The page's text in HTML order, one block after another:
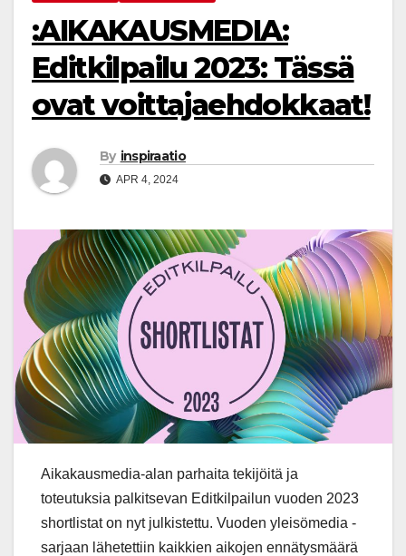
:AIKAKAUSMEDIA:
Editkilpailu 2023: Tässä
ovat voittajaehdokkaat!
By inspiraatio
APR 4, 2024
Aikakausmedia-alan parhaita tekijöitä ja
toteutuksia palkitsevan Editkilpailun vuoden 2023
shortlistat on nyt julkistettu. Vuoden yleisömedia -
sarjaan lähetettiin kaikkien aikojen ennätysmäärä